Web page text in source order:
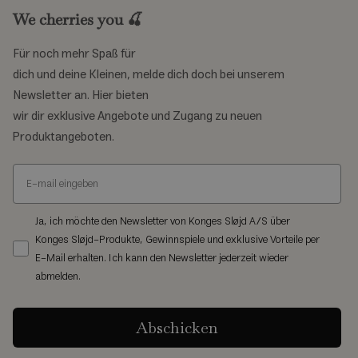
steady protection, handling conditions to keep your little one
simple use, keeping you prepared.
Pram covers for sun and rain
Our Tuba pram cover fits most prams, offering an effective
packing. For sunny days, the Ray pram cover provides gentle UV
protection. Made from 100% polyester and measuring 75cm x
65cm, these universal covers attach easily. They feature
charming midsummer and donna patterns, adding soft visual
detail while serving a practical purpose.
Engaging play for little
ones
We cherries you 🍒
Für noch mehr Spaß für
dich und deine Kleinen, melde dich doch bei unserem
Newsletter an. Hier bieten
wir dir exklusive Angebote und Zugang zu neuen
Produktangeboten.
Ja, ich möchte den Newsletter von Konges Sløjd A/S über
Konges Sløjd-Produkte, Gewinnspiele und exklusive Vorteile per
E-Mail erhalten. Ich kann den Newsletter jederzeit wieder
abmelden.
Abschicken